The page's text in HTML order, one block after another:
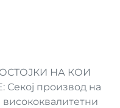
НА КОИ
производ на